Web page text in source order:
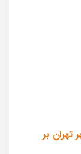
تهران بر